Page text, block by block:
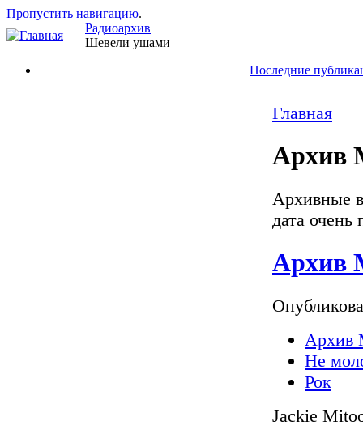
Пропустить навигацию.
Радиоархив
Шевели ушами
Последние
Главная
Архив
Архивные
дата очень
Архив
Архив
Не
Рок
Jackie